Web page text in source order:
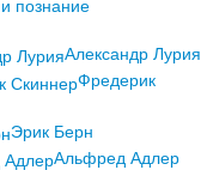
познание
Александр Лурия
Фредерик
Эрик Берн
Альфред Адлер